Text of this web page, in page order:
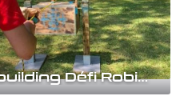
Team building Défi Robinson